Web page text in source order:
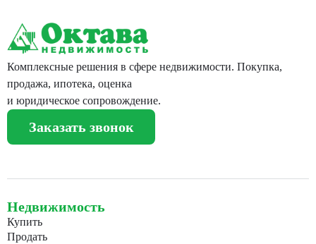
Комплексные решения в сфере недвижимости. Покупка,
продажа, ипотека, оценка
и юридическое сопровождение.
Заказать звонок
Недвижимость
Купить
Продать